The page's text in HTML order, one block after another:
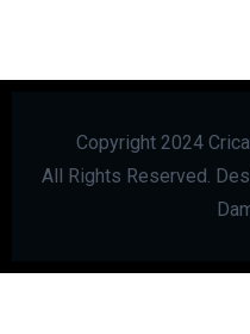
Copyright 2024
All Rights Reserved.